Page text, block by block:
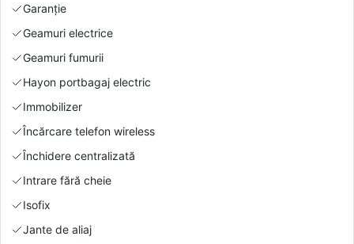
Garanție
Geamuri electrice
Geamuri fumurii
Hayon portbagaj electric
Immobilizer
Încărcare telefon wireless
Închidere centralizată
Intrare fără cheie
Isofix
Jante de aliaj